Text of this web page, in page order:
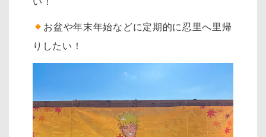
お盆や年末年始などに定期的に忍里へ里帰
りしたい！